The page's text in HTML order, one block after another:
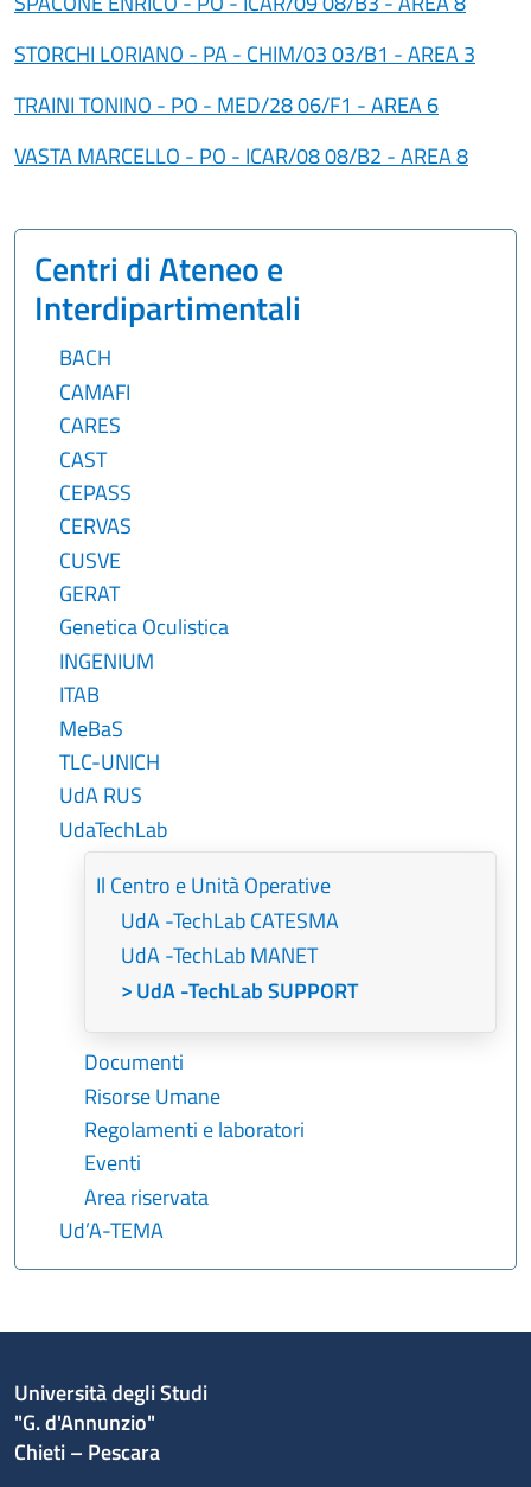
STORCHI LORIANO - PA - CHIM/03 03/B1 - AREA 3
TRAINI TONINO - PO - MED/28 06/F1 - AREA 6
VASTA MARCELLO - PO - ICAR/08 08/B2 - AREA 8
Centri di Ateneo e
Interdipartimentali
BACH
CAMAFI
CARES
CAST
CEPASS
CERVAS
CUSVE
GERAT
Genetica Oculistica
INGENIUM
ITAB
MeBaS
TLC-UNICH
UdA RUS
UdaTechLab
Il Centro e Unità Operative
UdA -TechLab CATESMA
UdA -TechLab MANET
UdA -TechLab SUPPORT
Documenti
Risorse Umane
Regolamenti e laboratori
Eventi
Area riservata
Ud’A-TEMA
Università degli Studi
"G. d'Annunzio"
Chieti – Pescara